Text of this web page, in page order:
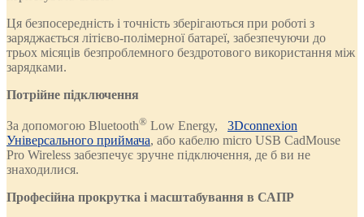
Ця безпосередність і точність зберігаються при роботі з
заряджається літієво-полімерної батареї, забезпечуючи до
трьох місяців безпроблемного бездротового використання між
зарядками.
Потрійне підключення
За допомогою Bluetooth® Low Energy, 3Dconnexion
Універсального приймача, або кабелю micro USB CadMouse
Pro Wireless забезпечує зручне підключення, де б ви не
знаходилися.
Професійна прокрутка і масштабування в САПР